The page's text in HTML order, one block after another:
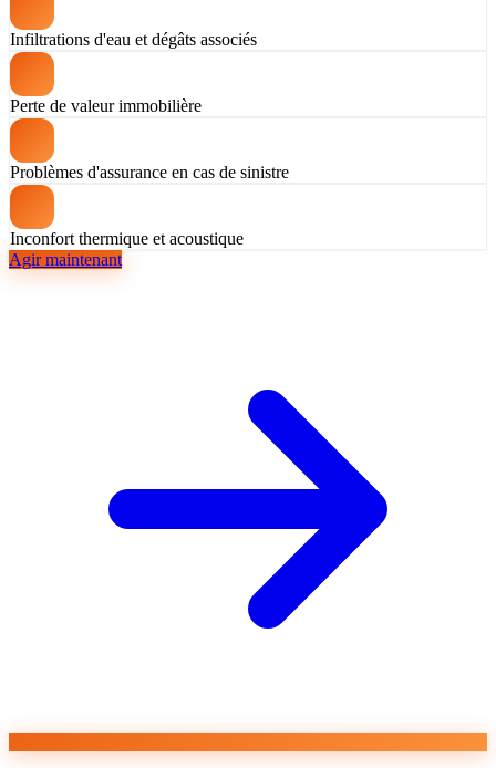
Infiltrations d'eau et dégâts associés
Perte de valeur immobilière
Problèmes d'assurance en cas de sinistre
Inconfort thermique et acoustique
Agir maintenant